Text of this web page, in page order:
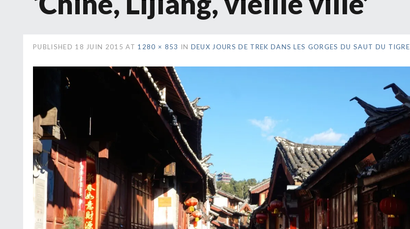
PUBLISHED 18 JUIN 2015 AT 1280 × 853 IN DEUX JOURS DE TREK DANS LES GORGES DU SAUT DU TIGRE